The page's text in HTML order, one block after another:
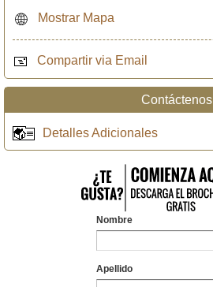
Mostrar Mapa
Compartir via Email
Contáctenos
Detalles Adicionales
Nombre
Apellido